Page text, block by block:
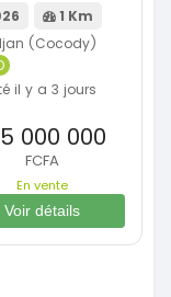
1 Km
(Cocody)
il y a 3 jours
000 000
FCFA
En vente
Voir détails